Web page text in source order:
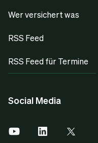
Wer versichert was
RSS Feed
RSS Feed für Termine
Social Media